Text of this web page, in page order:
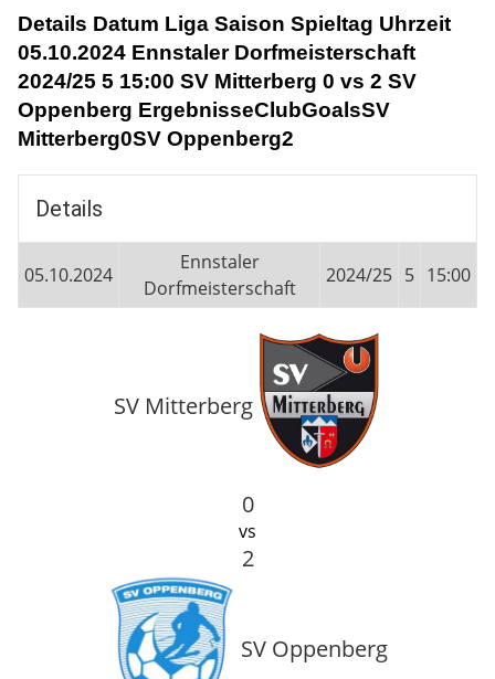
Details Datum Liga Saison Spieltag Uhrzeit
05.10.2024 Ennstaler Dorfmeisterschaft
2024/25 5 15:00 SV Mitterberg 0 vs 2 SV
Oppenberg ErgebnisseClubGoalsSV
Mitterberg0SV Oppenberg2
Details
05.10.2024
Ennstaler
Dorfmeisterschaft
2024/25 5 15:00
SV Mitterberg
0
vs
2
SV Oppenberg